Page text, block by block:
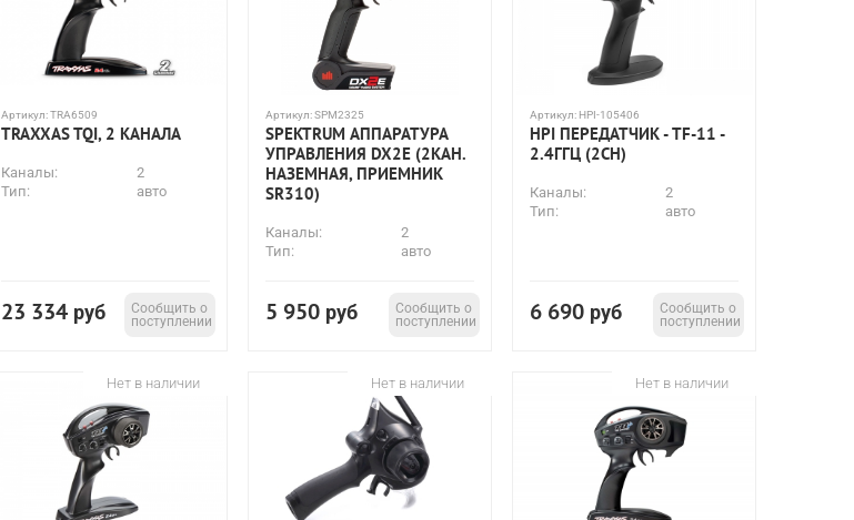
Артикул:TRA6509
TRAXXAS TQI, 2 КАНАЛА
Каналы:
2
Тип:
авто
23 334 руб
Сообщить о
поступлении
Артикул:SPM2325
SPEKTRUM АППАРАТУРА
УПРАВЛЕНИЯ DX2E (2КАН.
НАЗЕМНАЯ, ПРИЕМНИК
SR310)
Каналы:
2
Тип:
авто
5 950 руб
Сообщить о
поступлении
Артикул: HPI-105406
HPI ПЕРЕДАТЧИК - TF-11 -
2.4ГГЦ (2CH)
Каналы:
2
Тип:
авто
6 690 руб
Сообщить о
поступлении
Нет в наличии Нет в наличии Нет в наличии